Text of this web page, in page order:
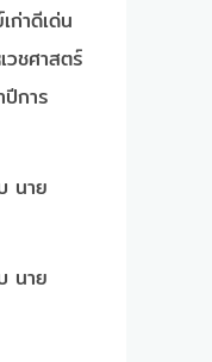
ก่าดีเด่น
วชศาสตร์
ปีการ
นาย
นาย